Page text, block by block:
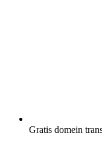
Gratis domein